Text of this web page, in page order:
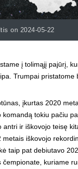
on 2024-05-22
į tolimąjį pajūrį,
Trumpai pristatome
įkurtas 2020
komandą tokiu pačiu
antri ir iškovojo teisę
metais iškovojo
taip pat debiutavo
čempionate, kuriame